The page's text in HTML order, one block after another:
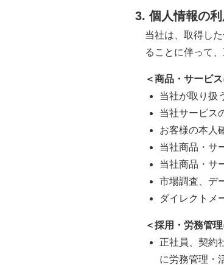
3. 個人情報の
当社は、取得し
ることに伴って
＜商品・サービ
当社が取り扱
当社サービス
お客様の本人
当社商品・サ
当社商品・サ
市場調査、デ
ダイレクトメ
＜採用・労務管
正社員、契約
に労務管理・